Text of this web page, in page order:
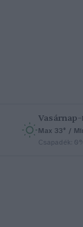
Vasárnap–
Max 33° /
Csapadék: